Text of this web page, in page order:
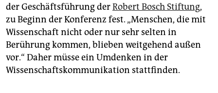
der Geschäftsführung derRobert Bosch Stiftung,
zu Beginn der Konferenz fest. „Menschen, die mit
Wissenschaft nicht oder nur sehr selten in
Berührung kommen, blieben weitgehend außen
vor.“ Daher müsse ein Umdenken in der
Wissenschaftskommunikation stattfinden.